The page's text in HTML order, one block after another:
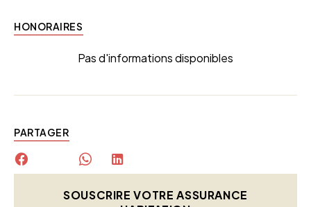
HONORAIRES
Pas d'informations disponibles
PARTAGER
SOUSCRIRE VOTRE ASSURANCE